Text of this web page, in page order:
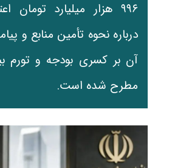
۹۹۶ هزار میلیارد تومان
درباره نحوه تأمین منابع و
آن بر کسری بودجه و تورم
مطرح شده است.